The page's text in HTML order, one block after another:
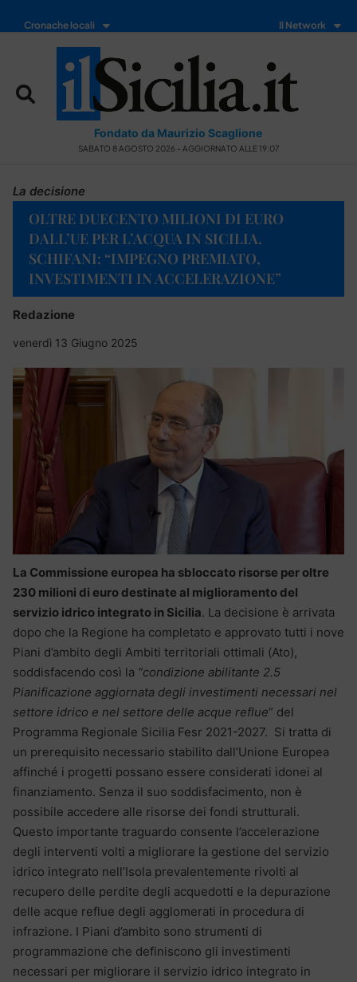
Cronache locali Il Network
Fondato da Maurizio Scaglione
SABATO 8 AGOSTO 2026 - AGGIORNATO ALLE 19:07
La decisione
OLTRE DUECENTO MILIONI DI EURO
DALL’UE PER L’ACQUA IN SICILIA.
SCHIFANI: “IMPEGNO PREMIATO,
INVESTIMENTI IN ACCELERAZIONE”
Redazione
venerdì 13 Giugno 2025
La Commissione europea ha sbloccato risorse per oltre
230 milioni di euro destinate al miglioramento del
servizio idrico integrato in Sicilia. La decisione è arrivata
dopo che la Regione ha completato e approvato tutti i nove
Piani d’ambito degli Ambiti territoriali ottimali (Ato),
soddisfacendo così la “condizione abilitante 2.5
Pianificazione aggiornata degli investimenti necessari nel
settore idrico e nel settore delle acque reflue” del
Programma Regionale Sicilia Fesr 2021-2027. Si tratta di
un prerequisito necessario stabilito dall’Unione Europea
affinché i progetti possano essere considerati idonei al
finanziamento. Senza il suo soddisfacimento, non è
possibile accedere alle risorse dei fondi strutturali.
Questo importante traguardo consente l’accelerazione
degli interventi volti a migliorare la gestione del servizio
idrico integrato nell’Isola prevalentemente rivolti al
recupero delle perdite degli acquedotti e la depurazione
delle acque reflue degli agglomerati in procedura di
infrazione. I Piani d’ambito sono strumenti di
programmazione che definiscono gli investimenti
necessari per migliorare il servizio idrico integrato in